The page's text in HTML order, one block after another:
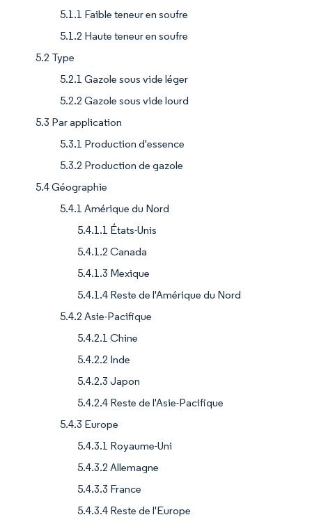
5.1.1 Faible teneur en soufre
5.1.2 Haute teneur en soufre
5.2 Type
5.2.1 Gazole sous vide léger
5.2.2 Gazole sous vide lourd
5.3 Par application
5.3.1 Production d'essence
5.3.2 Production de gazole
5.4 Géographie
5.4.1 Amérique du Nord
5.4.1.1 États-Unis
5.4.1.2 Canada
5.4.1.3 Mexique
5.4.1.4 Reste de l'Amérique du Nord
5.4.2 Asie-Pacifique
5.4.2.1 Chine
5.4.2.2 Inde
5.4.2.3 Japon
5.4.2.4 Reste de l'Asie-Pacifique
5.4.3 Europe
5.4.3.1 Royaume-Uni
5.4.3.2 Allemagne
5.4.3.3 France
5.4.3.4 Reste de l'Europe